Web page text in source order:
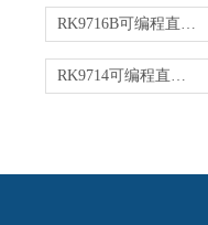
RK9716B可编程直流电子负载
RK9714可编程直流电子负载